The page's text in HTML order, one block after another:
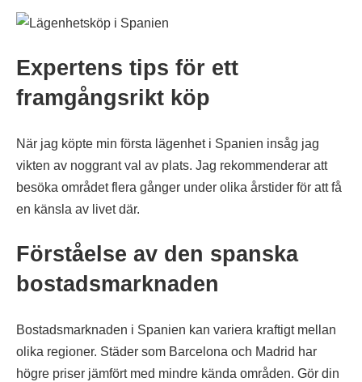
Expertens tips för ett
framgångsrikt köp
När jag köpte min första lägenhet i Spanien insåg jag
vikten av noggrant val av plats. Jag rekommenderar att
besöka området flera gånger under olika årstider för att få
en känsla av livet där.
Förståelse av den spanska
bostadsmarknaden
Bostadsmarknaden i Spanien kan variera kraftigt mellan
olika regioner. Städer som Barcelona och Madrid har
högre priser jämfört med mindre kända områden. Gör din